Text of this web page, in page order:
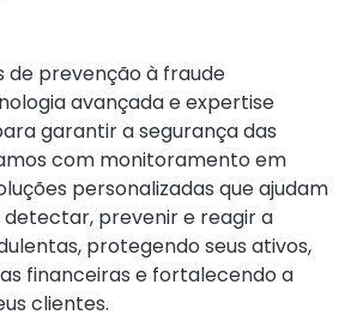
de prevenção à fraude
avançada e expertise
garantir a segurança das
com monitoramento em
personalizadas que ajudam
detectar, prevenir e reagir a
protegendo seus ativos,
financeiras e fortalecendo a
clientes.